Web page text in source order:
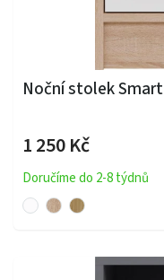
Noční stolek Smart
1 250 Kč
Doručíme do 2-8 týdnů